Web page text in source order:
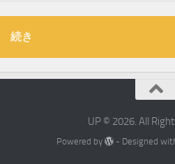
続き
UP © 2026. All
Powered by - Designed